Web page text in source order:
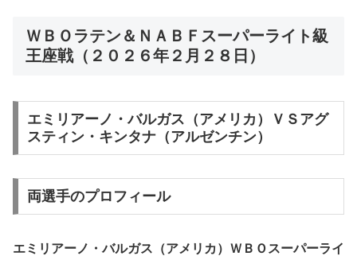
ＷＢＯラテン＆ＮＡＢＦスーパーライト級
王座戦（２０２６年２月２８日）
エミリアーノ・バルガス（アメリカ）ＶＳアグ
スティン・キンタナ（アルゼンチン）
両選手のプロフィール
エミリアーノ・バルガス（アメリカ）ＷＢＯスーパーライ